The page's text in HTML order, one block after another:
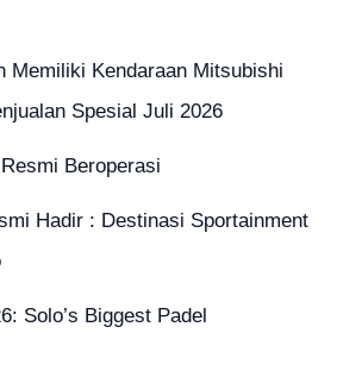
Memiliki Kendaraan Mitsubishi
Spesial Juli 2026
Beroperasi
Hadir : Destinasi Sportainment
Solo’s Biggest Padel